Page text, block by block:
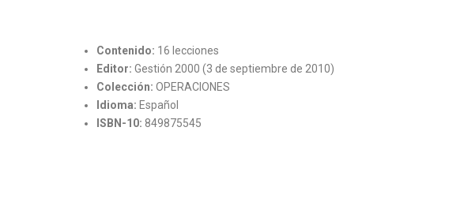
Contenido: 16 lecciones
Editor: Gestión 2000 (3 de septiembre de 2010)
Colección: OPERACIONES
Idioma: Español
ISBN-10: 849875545